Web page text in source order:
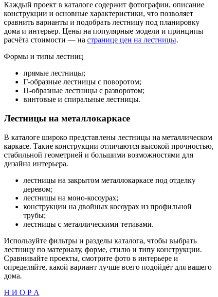
Каждый проект в каталоге содержит фотографии, описание
конструкции и основные характеристики, что позволяет
сравнить варианты и подобрать лестницу под планировку
дома и интерьер. Цены на популярные модели и принципы
расчёта стоимости — на странице цен на лестницы.
Формы и типы лестниц
прямые лестницы;
Г-образные лестницы с поворотом;
П-образные лестницы с разворотом;
винтовые и спиральные лестницы.
Лестницы на металлокаркасе
В каталоге широко представлены лестницы на металлическом
каркасе. Такие конструкции отличаются высокой прочностью,
стабильной геометрией и большими возможностями для
дизайна интерьера.
лестницы на закрытом металлокаркасе под отделку
деревом;
лестницы на моно-косоурах;
конструкции на двойных косоурах из профильной
трубы;
лестницы с металлическими тетивами.
Используйте фильтры и разделы каталога, чтобы выбрать
лестницу по материалу, форме, стилю и типу конструкции.
Сравнивайте проекты, смотрите фото в интерьере и
определяйте, какой вариант лучше всего подойдёт для вашего
дома.
Н И О Р А